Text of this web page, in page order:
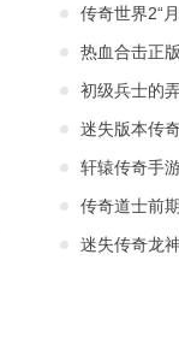
传奇世界2“
热血合击正
初级兵士的
迷失版本传
轩辕传奇手
传奇道士前
迷失传奇龙